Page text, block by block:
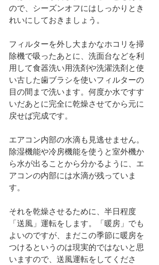
ので、シーズンオフにはしっかりとき
れいにしておきましょう。
フィルターを外し大まかなホコリを掃
除機で吸ったあとに、洗面台などを利
用して食器洗い用洗剤や洗濯洗剤と使
い古した歯ブラシを使いフィルターの
目の間まで洗います。何度か水ですす
いだあとに完全に乾燥させてから元に
戻せば完成です。
エアコン内部の水滴も見逃せません。
除湿機能や冷房機能を使うと室外機か
ら水が出ることから分かるように、エ
アコンの内部には水滴が残っていま
す。
それを乾燥させるために、半日程度
「送風」運転をします。「暖房」でも
よいのですが、まだこの季節に暖房を
つけるというのは現実的ではないと思
いますので、送風運転をしてくださ